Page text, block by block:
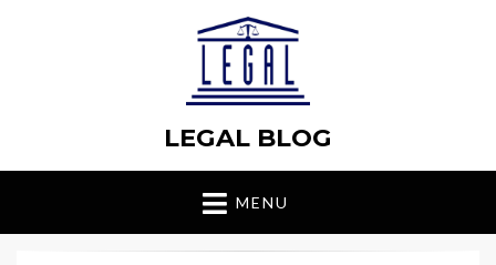
LEGAL BLOG
MENU